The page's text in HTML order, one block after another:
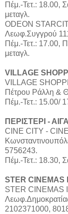
Πέμ.-Τετ.: 18.00,
μεταγλ.
ODEON
Λεωφ.Συγγρού
Πέμ.-Τετ.: 17.00,
μεταγλ.
VILLAGE
VILLAGE
Πέτρου Ράλλη &
Πέμ.-Τετ.: 15.00/
ΠΕΡΙΣΤΕΡΙ -
CINE CITY -
5756243.
Πέμ.-Τετ.: 18.30,
STER CINEMAS
STER CINEMAS
2102371000,